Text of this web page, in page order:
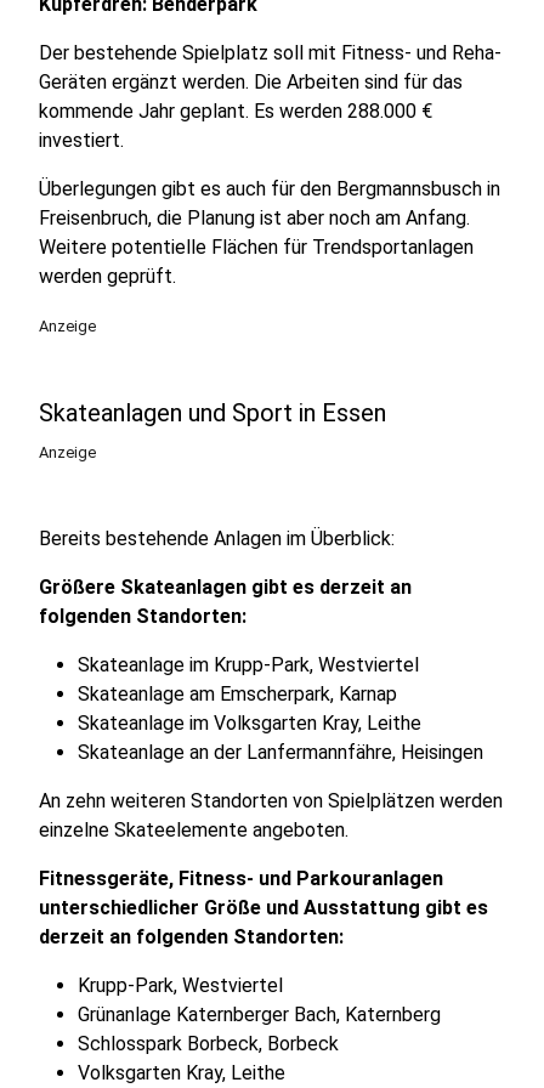
Der bestehende Spielplatz soll mit Fitness- und Reha-
Geräten ergänzt werden. Die Arbeiten sind für das
kommende Jahr geplant. Es werden 288.000 €
investiert.
Überlegungen gibt es auch für den Bergmannsbusch in
Freisenbruch, die Planung ist aber noch am Anfang.
Weitere potentielle Flächen für Trendsportanlagen
werden geprüft.
Anzeige
Skateanlagen und Sport in Essen
Anzeige
Bereits bestehende Anlagen im Überblick:
Größere Skateanlagen gibt es derzeit an
folgenden Standorten:
Skateanlage im Krupp-Park, Westviertel
Skateanlage am Emscherpark, Karnap
Skateanlage im Volksgarten Kray, Leithe
Skateanlage an der Lanfermannfähre, Heisingen
An zehn weiteren Standorten von Spielplätzen werden
einzelne Skateelemente angeboten.
Fitnessgeräte, Fitness- und Parkouranlagen
unterschiedlicher Größe und Ausstattung gibt es
derzeit an folgenden Standorten:
Krupp-Park, Westviertel
Grünanlage Katernberger Bach, Katernberg
Schlosspark Borbeck, Borbeck
Volksgarten Kray, Leithe